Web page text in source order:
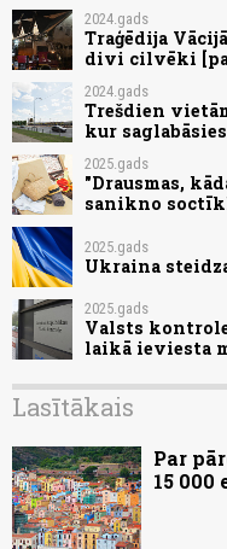
2024.gads
Traģēdija
divi cilvēki
2024.gads
Trešdien
kur
2025.gads
"Drausmas,
sanikno
2025.gads
Ukraina
2025.gads
Valsts
laikā ieviesta
Lasītākais
Par
15 000